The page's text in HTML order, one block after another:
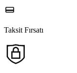
Taksit Fırsatı